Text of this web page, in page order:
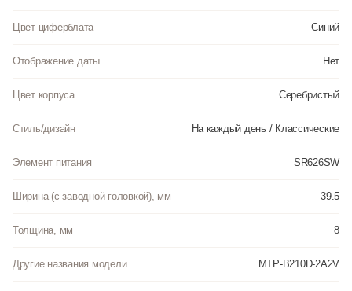
Цвет циферблата Синий
Отображение даты Нет
Цвет корпуса Серебристый
Стиль/дизайн На каждый день / Классические
Элемент питания SR626SW
Ширина (с заводной головкой), мм 39.5
Толщина, мм 8
Другие названия модели MTP-B210D-2A2V